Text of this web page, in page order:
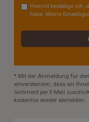
Hiermit bestätige ich,
habe. Meine
* Mit der Anmeldung für
einverstanden, dass wir
Sortiment per E-Mail
kostenlos wieder abmelden.